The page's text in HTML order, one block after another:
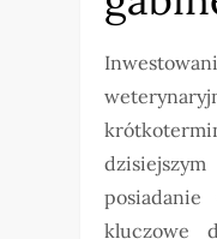
kluczowe